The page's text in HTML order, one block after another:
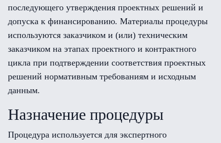
последующего утверждения проектных решений и
допуска к финансированию. Материалы процедуры
используются заказчиком и (или) техническим
заказчиком на этапах проектного и контрактного
цикла при подтверждении соответствия проектных
решений нормативным требованиям и исходным
данным.
Назначение процедуры
Процедура используется для экспертного